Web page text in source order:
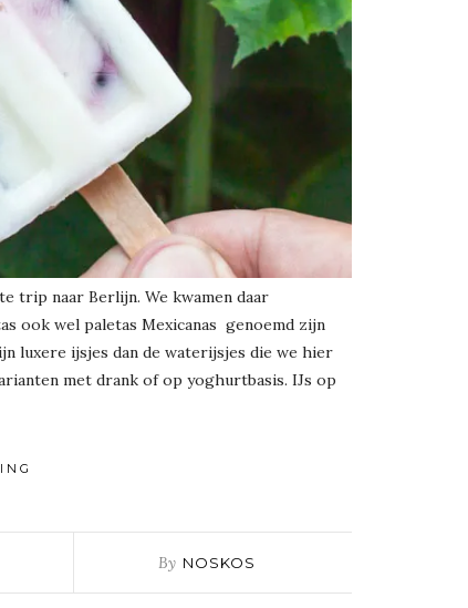
trip naar Berlijn. We kwamen daar
ook wel paletas Mexicanas genoemd zijn
luxere ijsjes dan de waterijsjes die we hier
met drank of op yoghurtbasis. IJs op
By NOSKOS